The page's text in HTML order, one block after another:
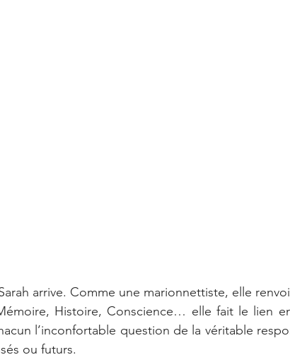
arrive. Comme une marionnettiste, elle
Histoire, Conscience… elle fait le lien
l’inconfortable question de la véritable
ou futurs.